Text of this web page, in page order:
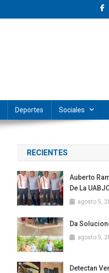
Deportes Sociales
RECIENTES
Auberto
De La
agosto 5,
Da
agosto 5,
Detectan